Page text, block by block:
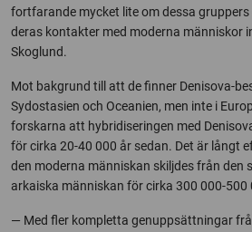
fortfarande mycket lite om dessa
deras kontakter med moderna människor
Skoglund.
Mot bakgrund till att de finner Denisova-
Sydostasien och Oceanien, men inte i
forskarna att hybridiseringen med
för cirka 20-40 000 år sedan. Det är långt
den moderna människan skiljdes från den
arkaiska människan för cirka 300 000-500
— Med fler kompletta genuppsättningar